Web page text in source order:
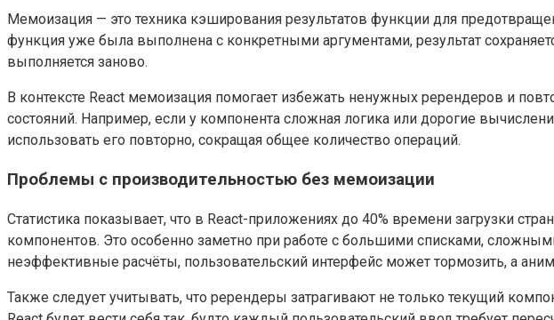
Мемоизация — это техника кэширования результатов функции для
функция уже была выполнена с конкретными аргументами, результат
выполняется заново.
В контексте React мемоизация помогает избежать ненужных ререндеров и
состояний. Например, если у компонента сложная логика или дорогие
использовать его повторно, сокращая общее количество операций.
Проблемы с производительностью без мемоизации
Статистика показывает, что в React-приложениях до 40% времени загрузки
компонентов. Это особенно заметно при работе с большими списками,
неэффективные расчёты, пользовательский интерфейс может тормозить, а
Также следует учитывать, что ререндеры затрагивают не только текущий